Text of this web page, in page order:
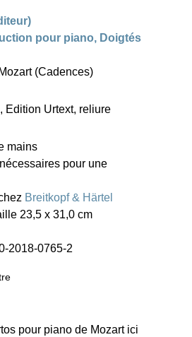
pour piano, Doigtés
(Cadences)
Edition Urtext, reliure
mains
pour une
Breitkopf & Härtel
23,5 x 31,0 cm
2018-0765-2
pour piano de Mozart ici